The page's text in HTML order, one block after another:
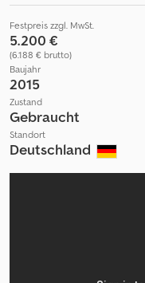
Festpreis zzgl. MwSt.
5.200 €
(6.188 € brutto)
Baujahr
2015
Zustand
Gebraucht
Standort
Deutschland